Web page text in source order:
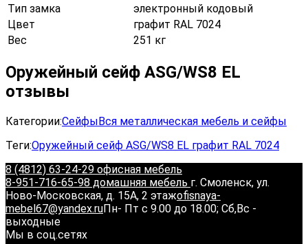
Тип замка
электронный кодовый
Цвет
графит RAL 7024
Вес
251 кг
Оружейный сейф ASG/WS8 EL
отзывы
Категории:СейфыВся металлическая мебель и сейфы
Теги:Оружейный сейф ASG/WS8 EL графит RAL 7024
8 (4812) 63-24-29 офисная мебель
8-951-716-65-98 домашняя мебель г. Смоленск, ул.
Ново-Московская, д. 15А, 2 этажofisnaya-
mebel67@yandex.ruПн- Пт с 9.00 до 18.00; Сб,Вс -
выходные
Мы в соц.сетях